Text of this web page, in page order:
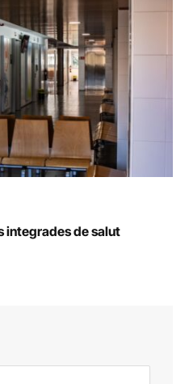
integrades de salut